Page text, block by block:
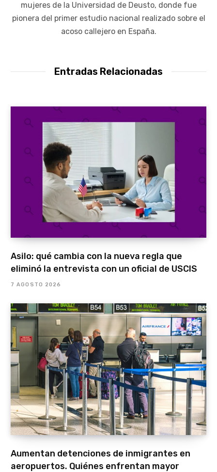
mujeres de la Universidad de Deusto, donde fue
pionera del primer estudio nacional realizado sobre el
acoso callejero en España.
Entradas Relacionadas
Asilo: qué cambia con la nueva regla que
eliminó la entrevista con un oficial de USCIS
7 AGOSTO 2026
Aumentan detenciones de inmigrantes en
aeropuertos. Quiénes enfrentan mayor